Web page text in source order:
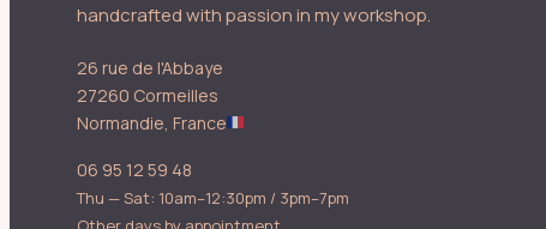
handcrafted with passion in my workshop.
26 rue de l'Abbaye
27260 Cormeilles
Normandie, France
06 95 12 59 48
Thu — Sat: 10am–12:30pm / 3pm–7pm